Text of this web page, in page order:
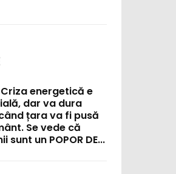
energetică e
dar va dura
țara va fi pusă
Se vede că
sunt un POPOR DE...